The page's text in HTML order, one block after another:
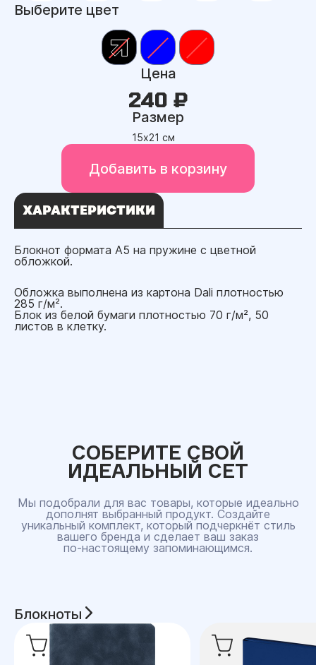
Выберите цвет
Цена
240 ₽
Размер
15х21 см
Добавить в корзину
ХАРАКТЕРИСТИКИ
Блокнот формата А5 на пружине с цветной
обложкой.
Обложка выполнена из картона Dali плотностью
285 г/м².
Блок из белой бумаги плотностью 70 г/м², 50
листов в клетку.
СОБЕРИТЕ СВОЙ
ИДЕАЛЬНЫЙ СЕТ
Мы подобрали для вас товары, которые идеально
дополнят выбранный продукт. Создайте
уникальный комплект, который подчеркнёт стиль
вашего бренда и сделает ваш заказ
по‑настоящему запоминающимся.
Блокноты